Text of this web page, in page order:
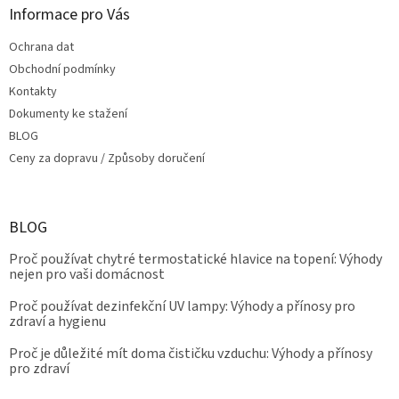
Informace pro Vás
Ochrana dat
Obchodní podmínky
Kontakty
Dokumenty ke stažení
BLOG
Ceny za dopravu / Způsoby doručení
BLOG
Proč používat chytré termostatické hlavice na topení: Výhody
nejen pro vaši domácnost
Proč používat dezinfekční UV lampy: Výhody a přínosy pro
zdraví a hygienu
Proč je důležité mít doma čističku vzduchu: Výhody a přínosy
pro zdraví